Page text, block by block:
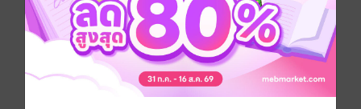
นักพากย์ เพ็ญศรี อินทรทัต
ประเภทไฟล์ Audio(สารบัญ)
26 พฤษภาคม 2569
44 นาที